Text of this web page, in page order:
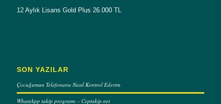
12 Aylık Lisans Gold Plus 26.000 TL
SON YAZILAR
Çocuğumun Telefonunu Nasıl Kontrol Ederim
WhatsApp takip programı – Ceptakip.net